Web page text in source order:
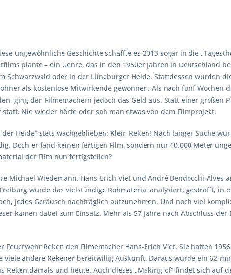
ungewöhnliche Geschichte schaffte es 2013 sogar in die
plante – ein Genre, das in den 1950er Jahren in Deutschland
oder in der Lüneburger Heide. Stattdessen wurden
als kostenlose Mitwirkende gewonnen. Als nach fünf Wochen
ging den Filmemachern jedoch das Geld aus. Statt einer großen
Nie wieder hörte oder sah man etwas von dem Filmprojekt.
Heide“ stets wachgeblieben: Klein Reken! Nach langer Suche
Doch er fand keinen fertigen Film, sondern nur 10.000 Meter
der Film nun fertigstellen?
Michael Wiedemann, Hans-Erich Viet und André Bendocchi-Alves
wurde das vielstündige Rohmaterial analysiert, gestrafft, in
jedes Geräusch nachträglich aufzunehmen. Und noch viel
kamen dabei zum Einsatz. Mehr als 57 Jahre nach Abschluss der
Reken den Filmemacher Hans-Erich Viet. Sie hatten
andere Rekener bereitwillig Auskunft. Daraus wurde ein 62-
damals und heute. Auch dieses „Making-of“ findet sich auf